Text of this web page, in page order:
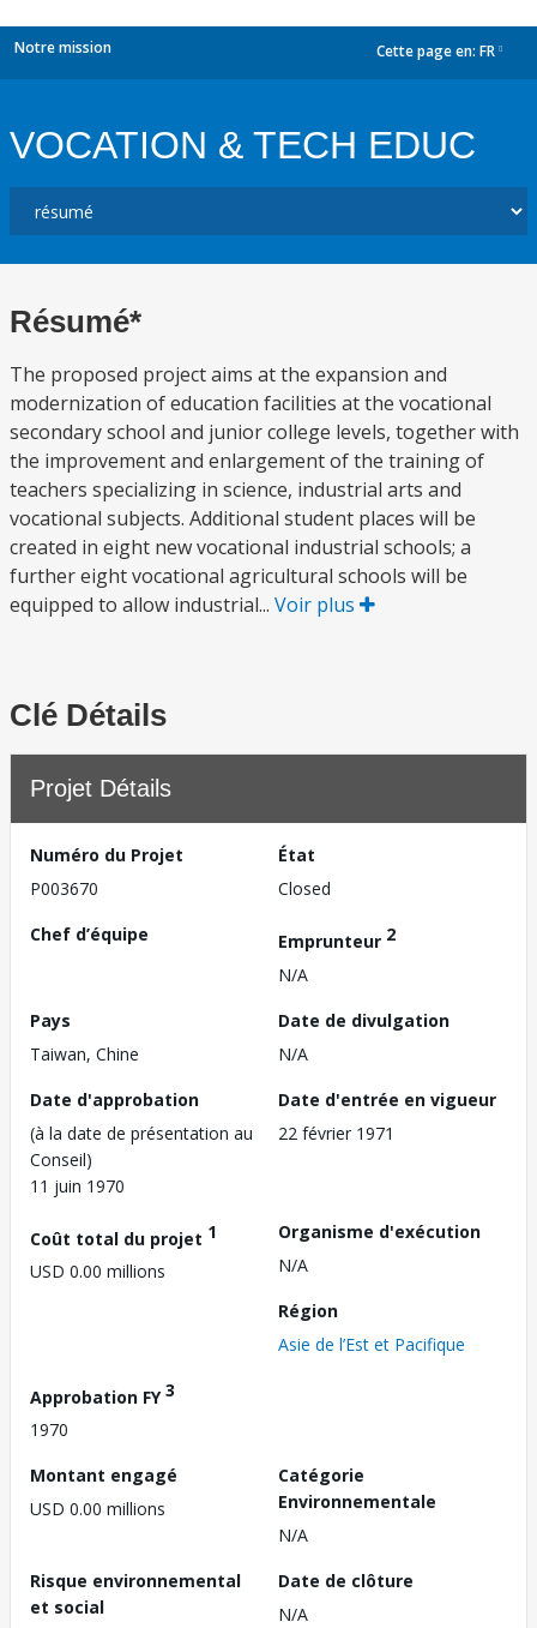
Notre mission Cette page en: FR
VOCATION & TECH EDUC
Résumé*
The proposed project aims at the expansion and
modernization of education facilities at the vocational
secondary school and junior college levels, together with
the improvement and enlargement of the training of
teachers specializing in science, industrial arts and
vocational subjects. Additional student places will be
created in eight new vocational industrial schools; a
further eight vocational agricultural schools will be
equipped to allow industrial... Voir plus
Clé Détails
Projet Détails
Numéro du Projet
P003670
État
Closed
Chef d’équipe
Emprunteur 2
N/A
Pays
Taiwan, Chine
Date de divulgation
N/A
Date d'approbation
(à la date de présentation au
Conseil)
11 juin 1970
Date d'entrée en vigueur
22 février 1971
Coût total du projet 1
USD 0.00 millions
Organisme d'exécution
N/A
Région
Asie de l’Est et Pacifique
Approbation FY3
1970
Montant engagé
USD 0.00 millions
Catégorie
Environnementale
N/A
Risque environnemental
et social
Date de clôture
N/A